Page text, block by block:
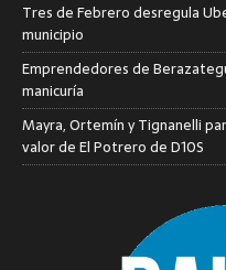
Tres de Febrero desregula
municipio
Emprendedores de
manicuría
Mayra, Ortemín y Tignanelli
valor de El Potrero de D10S